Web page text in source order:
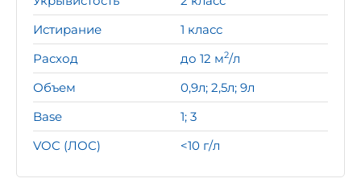
Истирание
1 класс
Расход
до 12 м2/л
Объем
0,9л; 2,5л; 9л
Base
1; 3
VOC (ЛОС)
<10 г/л